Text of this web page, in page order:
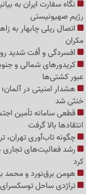
نگاه سفارت ایران به
رژیم صهیونیستی
اتصال ریلی چابهار به
مکران
افسردگی و اُفت شدید
کریدورهای شمالی و
عبور کشتی‌ها
هشدار امنیتی در
خنثی شد
قطعی سامانه تأمین
انتقادها بالا گرفت
چگونه تاب‌آوری تهران،
کرد
هومن برق‌نورد و محمد
تراژدی ساحل